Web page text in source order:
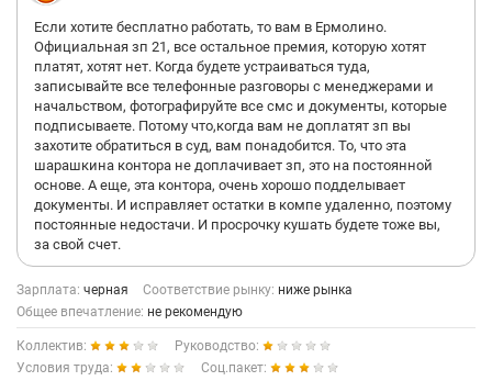
Если хотите бесплатно работать, то вам в Ермолино.
Официальная зп 21, все остальное премия, которую хотят
платят, хотят нет. Когда будете устраиваться туда,
записывайте все телефонные разговоры с менеджерами и
начальством, фотографируйте все смс и документы, которые
подписываете. Потому что,когда вам не доплатят зп вы
захотите обратиться в суд, вам понадобится. То, что эта
шарашкина контора не доплачивает зп, это на постоянной
основе. А еще, эта контора, очень хорошо подделывает
документы. И исправляет остатки в компе удаленно, поэтому
постоянные недостачи. И просрочку кушать будете тоже вы,
за свой счет.
Зарплата: черная Соответствие рынку: ниже рынка
Общее впечатление: не рекомендую
Коллектив:
Руководство:
Условия труда:
Соц.пакет: